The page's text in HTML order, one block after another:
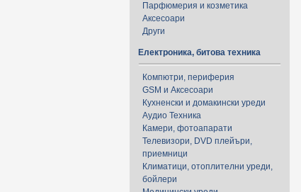
Парфюмерия и козметика
Аксесоари
Други
Електроника, битова техника
Компютри, периферия
GSM и Аксесоари
Кухненски и домакински уреди
Аудио Техника
Камери, фотоапарати
Телевизори, DVD плейъри,
приемници
Климатици, отоплителни уреди,
бойлери